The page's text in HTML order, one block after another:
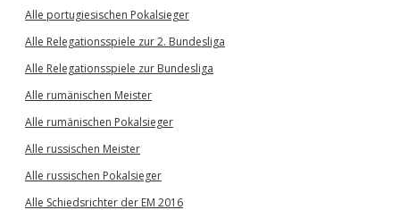
Alle portugiesischen Pokalsieger
Alle Relegationsspiele zur 2. Bundesliga
Alle Relegationsspiele zur Bundesliga
Alle rumänischen Meister
Alle rumänischen Pokalsieger
Alle russischen Meister
Alle russischen Pokalsieger
Alle Schiedsrichter der EM 2016